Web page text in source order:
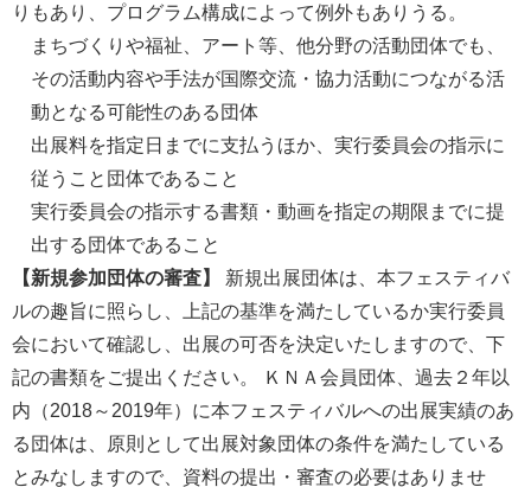
りもあり、プログラム構成によって例外もありうる。
まちづくりや福祉、アート等、他分野の活動団体でも、
その活動内容や手法が国際交流・協力活動につながる活
動となる可能性のある団体
出展料を指定日までに支払うほか、実行委員会の指示に
従うこと団体であること
実行委員会の指示する書類・動画を指定の期限までに提
出する団体であること
【新規参加団体の審査】
新規出展団体は、本フェスティバ
ルの趣旨に照らし、上記の基準を満たしているか実行委員
会において確認し、出展の可否を決定いたしますので、下
記の書類をご提出ください。 ＫＮＡ会員団体、過去２年以
内（2018～2019年）に本フェスティバルへの出展実績のあ
る団体は、原則として出展対象団体の条件を満たしている
とみなしますので、資料の提出・審査の必要はありませ